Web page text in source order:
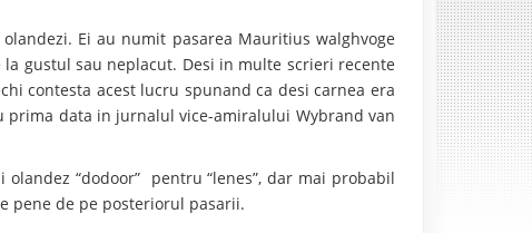
Ei au numit pasarea Mauritius walghvoge
la gustul sau neplacut. Desi in multe scrieri recente
contesta acest lucru spunand ca desi carnea era
prima data in jurnalul vice-amiralului Wybrand van
“dodoor” pentru “lenes”, dar mai probabil
pene de pe posteriorul pasarii.